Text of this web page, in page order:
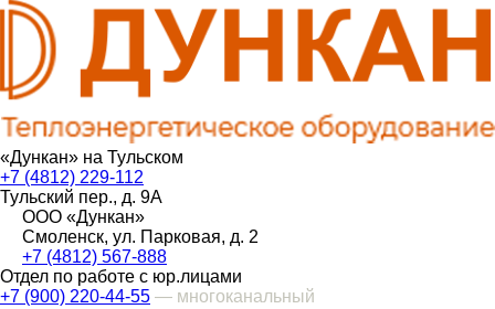
«Дункан» на Тульском
+7 (4812) 229-112
Тульский пер., д. 9А
ООО «Дункан»
Смоленск, ул. Парковая, д. 2
+7 (4812) 567-888
Отдел по работе с юр.лицами
+7 (900) 220-44-55 — многоканальный